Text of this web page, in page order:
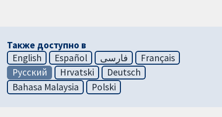
Также доступно в
English
Español فارسی
Français
Русский
Hrvatski
Deutsch
Bahasa Malaysia
Polski